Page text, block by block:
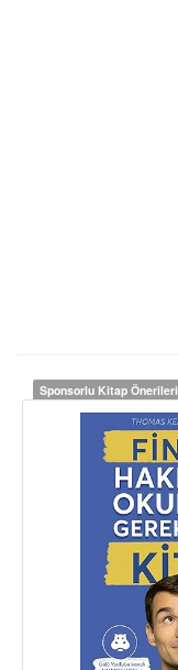
Sponsorlu Kitap Önerileri